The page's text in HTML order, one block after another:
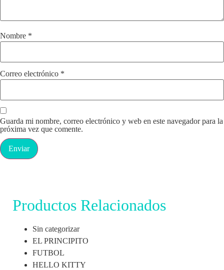
Nombre *
Correo electrónico *
Guarda mi nombre, correo electrónico y web en este navegador para la
próxima vez que comente.
Productos Relacionados
Sin categorizar
EL PRINCIPITO
FUTBOL
HELLO KITTY